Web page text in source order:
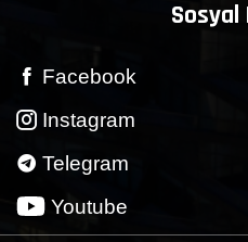
Sosyal
Facebook
Instagram
Telegram
Youtube